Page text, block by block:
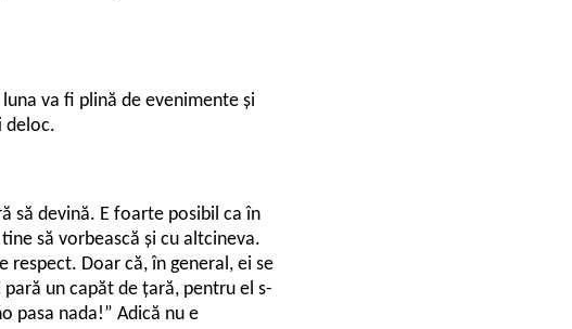
va fi plină de evenimente și
deloc.
să devină. E foarte posibil ca în
să vorbească și cu altcineva.
respect. Doar că, în general, ei se
un capăt de țară, pentru el s-
pasa nada!” Adică nu e